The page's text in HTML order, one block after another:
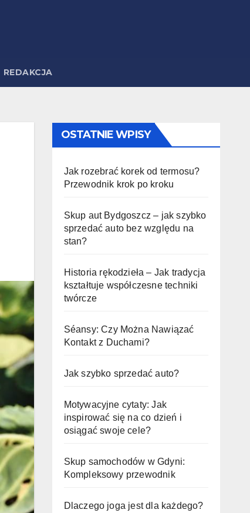
REDAKCJA
OSTATNIE WPISY
Jak rozebrać korek od termosu?
Przewodnik krok po kroku
Skup aut Bydgoszcz – jak szybko
sprzedać auto bez względu na
stan?
Historia rękodzieła – Jak tradycja
kształtuje współczesne techniki
twórcze
Séansy: Czy Można Nawiązać
Kontakt z Duchami?
Jak szybko sprzedać auto?
Motywacyjne cytaty: Jak
inspirować się na co dzień i
osiągać swoje cele?
Skup samochodów w Gdyni:
Kompleksowy przewodnik
Dlaczego joga jest dla każdego?